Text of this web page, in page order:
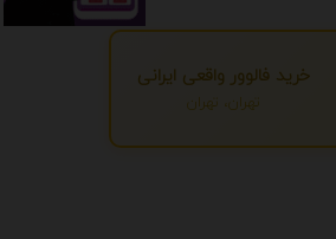
خرید فالوور واقعی ایرانی
تهران، تهران